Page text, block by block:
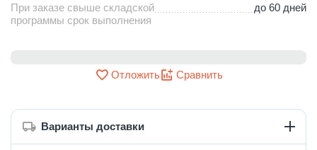
При заказе свыше складской
программы срок выполнения
до 60 дней
Отложить Сравнить
Варианты доставки